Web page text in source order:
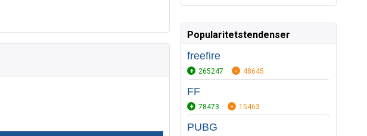
Popularitetstendenser
freefire
265247 48645
FF
78473 15463
PUBG